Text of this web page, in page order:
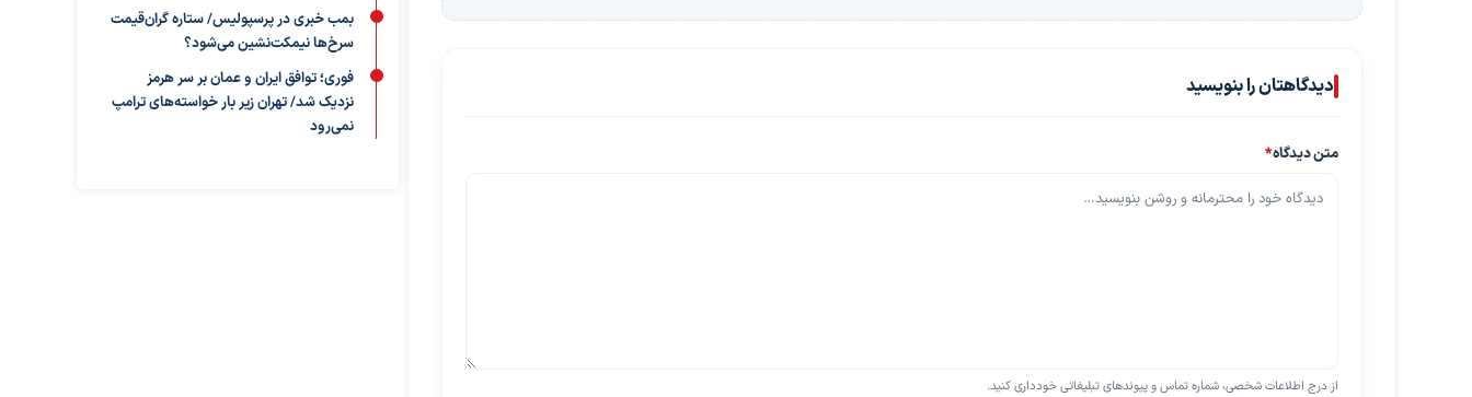
دیدگاهتان را بنویسید
متن دیدگاه*
از درج اطلاعات شخصی، شماره تماس و پیوندهای تبلیغاتی خودداری کنید.
بمب خبری در پرسپولیس/ ستاره گران‌قیمت
سرخ‌ها نیمکت‌نشین می‌شود؟
فوری؛ توافق ایران و عمان بر سر هرمز
نزدیک شد/ تهران زیر بار خواسته‌های ترامپ
نمی‌رود